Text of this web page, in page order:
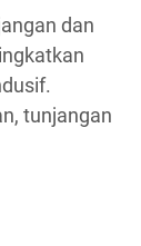
dan
tunjangan